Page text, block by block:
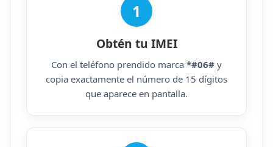
1
Obtén tu IMEI
Con el teléfono prendido marca *#06# y
copia exactamente el número de 15 dígitos
que aparece en pantalla.